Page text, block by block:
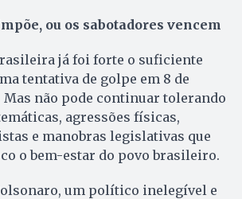
ou os sabotadores vencem
já foi forte o suficiente
tentativa de golpe em 8 de
Mas não pode continuar tolerando
agressões físicas,
e manobras legislativas que
o bem-estar do povo brasileiro.
um político inelegível e